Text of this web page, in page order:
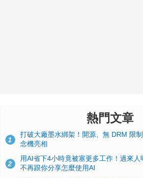
熱門文章
1
打破大廠墨水綁架！開源、無 DRM 限
念機亮相
2
用AI省下4小時竟被塞更多工作！過來
不再跟你分享怎麼使用AI